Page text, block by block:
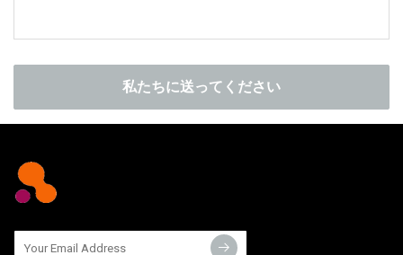
私たちに送ってください